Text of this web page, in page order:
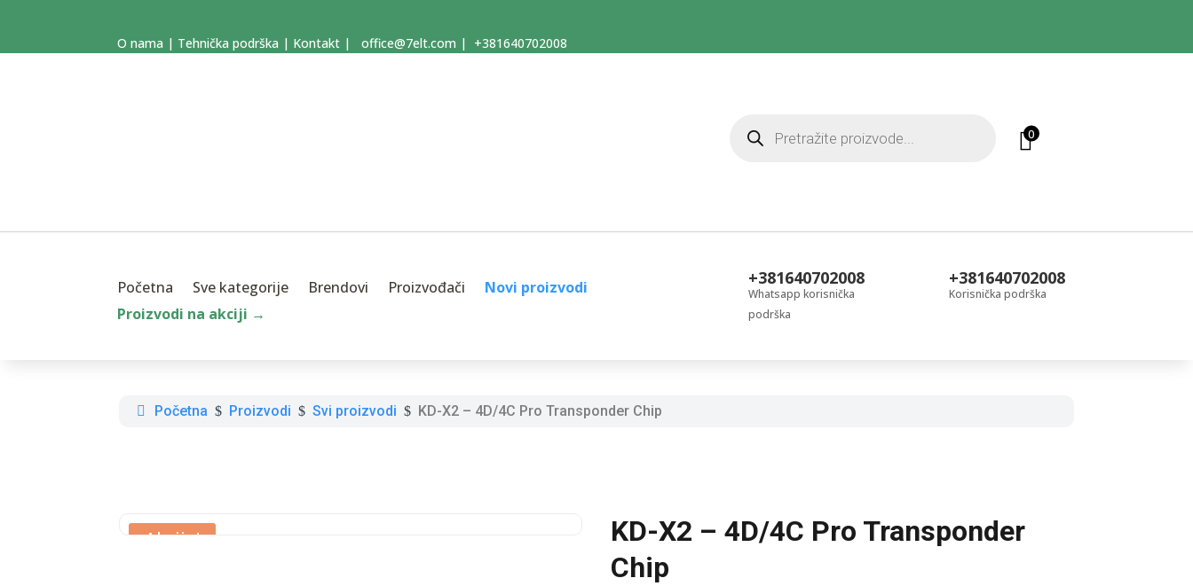
O nama | Tehnička podrška | Kontakt | office@7elt.com | +381640702008
search 0
Početna Sve kategorije Brendovi Proizvođači
Novi proizvodi
Proizvodi na akciji →
+381640702008
Whatsapp korisnička
podrška
+381640702008
Korisnička podrška
Početna $ Proizvodi $ Svi proizvodi $ KD-X2 – 4D/4C Pro Transponder Chip
Akcija!
KD-X2 – 4D/4C Pro Transponder
Chip